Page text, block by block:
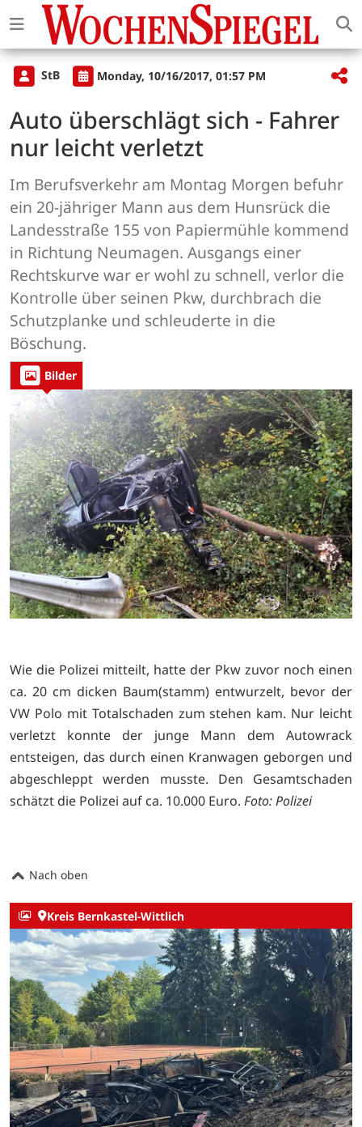
StB Monday, 10/16/2017, 01:57 PM
Auto überschlägt sich - Fahrer
nur leicht verletzt
Im Berufsverkehr am Montag Morgen befuhr
ein 20-jähriger Mann aus dem Hunsrück die
Landesstraße 155 von Papiermühle kommend
in Richtung Neumagen. Ausgangs einer
Rechtskurve war er wohl zu schnell, verlor die
Kontrolle über seinen Pkw, durchbrach die
Schutzplanke und schleuderte in die
Böschung.
Bilder
Wie die Polizei mitteilt, hatte der Pkw zuvor noch einen
ca. 20 cm dicken Baum(stamm) entwurzelt, bevor der
VW Polo mit Totalschaden zum stehen kam. Nur leicht
verletzt konnte der junge Mann dem Autowrack
entsteigen, das durch einen Kranwagen geborgen und
abgeschleppt werden musste. Den Gesamtschaden
schätzt die Polizei auf ca. 10.000 Euro. Foto: Polizei
Nach oben
Kreis Bernkastel-Wittlich